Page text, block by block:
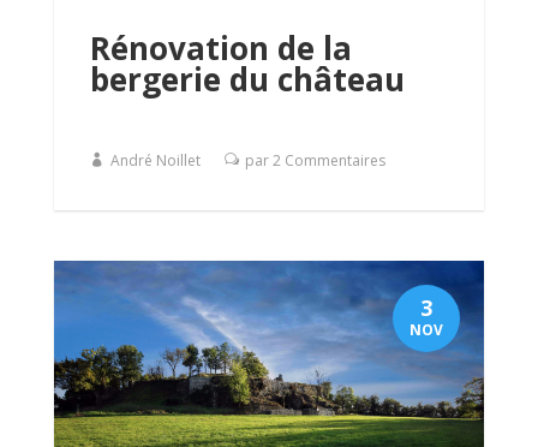
Rénovation de la
bergerie du château
André Noillet par 2 Commentaires
3
NOV